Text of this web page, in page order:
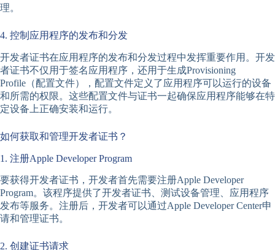
理。
4. 控制应用程序的发布和分发
开发者证书在应用程序的发布和分发过程中发挥重要作用。开发
者证书不仅用于签名应用程序，还用于生成Provisioning
Profile（配置文件），配置文件定义了应用程序可以运行的设备
和所需的权限。这些配置文件与证书一起确保应用程序能够在特
定设备上正确安装和运行。
如何获取和管理开发者证书？
1. 注册Apple Developer Program
要获得开发者证书，开发者首先需要注册Apple Developer
Program。该程序提供了开发者证书、测试设备管理、应用程序
发布等服务。注册后，开发者可以通过Apple Developer Center申
请和管理证书。
2. 创建证书请求